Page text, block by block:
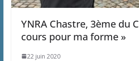
YNRA Chastre, 3ème du
cours pour ma forme »
22 juin 2020